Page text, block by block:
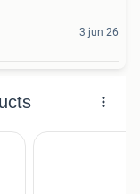
3 jun 26